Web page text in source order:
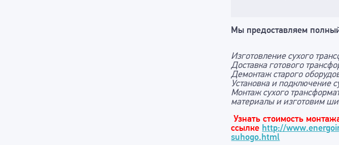
Мы предоставляем
Изготовление сухого
Доставка готового
Демонтаж старого
Установка и подключение
Монтаж сухого
материалы и изготовим
Узнать стоимость
ссылке http://
suhogo.html